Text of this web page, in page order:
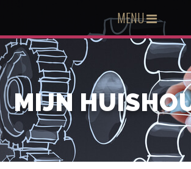
MENU
MIJN